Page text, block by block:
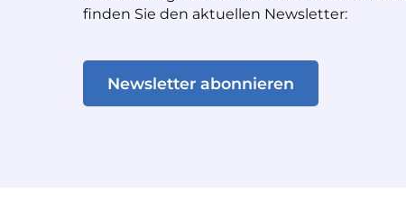
finden Sie den aktuellen Newsletter:
Newsletter abonnieren